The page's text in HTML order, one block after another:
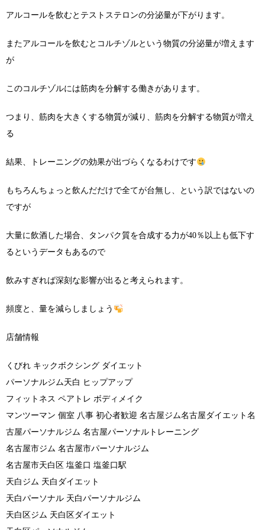
アルコールを飲むとテストステロンの分泌量が下がります。
またアルコールを飲むとコルチゾルという物質の分泌量が増えます
が
このコルチゾルには筋肉を分解する働きがあります。
つまり、筋肉を大きくする物質が減り、筋肉を分解する物質が増え
る
結果、トレーニングの効果が出づらくなるわけです
もちろんちょっと飲んだだけで全てが台無し、という訳ではないの
ですが
大量に飲酒した場合、タンパク質を合成する力が40％以上も低下す
るというデータもあるので
飲みすぎれば深刻な影響が出ると考えられます。
頻度と、量を減らしましょう
店舗情報
くびれ キックボクシング ダイエット
パーソナルジム天白 ヒップアップ
フィットネス ペアトレ ボディメイク
マンツーマン 個室 八事 初心者歓迎 名古屋ジム名古屋ダイエット名
古屋パーソナルジム 名古屋パーソナルトレーニング
名古屋市ジム 名古屋市パーソナルジム
名古屋市天白区 塩釜口 塩釜口駅
天白ジム 天白ダイエット
天白パーソナル 天白パーソナルジム
天白区ジム 天白区ダイエット